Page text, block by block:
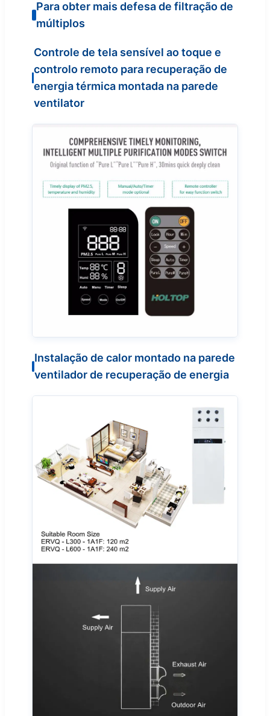
Para obter mais defesa de filtração de
múltiplos
Controle de tela sensível ao toque e
controlo remoto para recuperação de
energia térmica montada na parede
ventilator
Instalação de calor montado na parede
ventilador de recuperação de energia